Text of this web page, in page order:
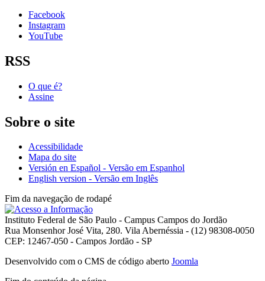
Facebook
Instagram
YouTube
RSS
O que é?
Assine
Sobre o site
Acessibilidade
Mapa do site
Versión en Español - Versão em Espanhol
English version - Versão em Inglês
Fim da navegação de rodapé
Instituto Federal de São Paulo - Campus Campos do Jordão
Rua Monsenhor José Vita, 280. Vila Abernéssia - (12) 98308-0050
CEP: 12467-050 - Campos Jordão - SP
Desenvolvido com o CMS de código aberto Joomla